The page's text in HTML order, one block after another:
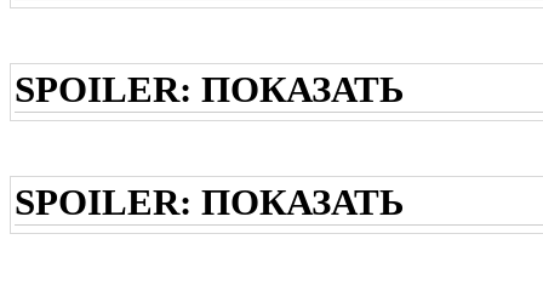
SPOILER: ПОКАЗАТЬ
SPOILER: ПОКАЗАТЬ